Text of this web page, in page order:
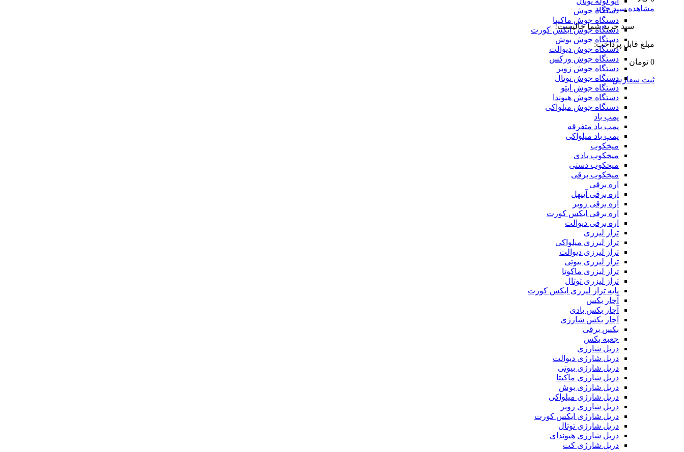
مشاهده سبد خرید
سبد خرید شما خالیست!
مبلغ قابل پرداخت:
0 تومان
ثبت سفارش
دستگاه جوش
دستگاه جوش ماکیتا
دستگاه جوش ایکس کورت
دستگاه جوش بوش
دستگاه جوش دیوالت
دستگاه جوش ورکس
دستگاه جوش زوبر
دستگاه جوش توتال
دستگاه جوش ایتو
دستگاه جوش هیوندا
دستگاه جوش میلواکی
پمپ باد
پمپ باد متفرقه
پمپ باد میلواکی
میخکوب
میخکوب بادی
میخکوب دستی
میخکوب برقی
اره برقی
اره برقی آینهل
اره برقی زوبر
اره برقی ایکس کورت
اره برقی دیوالت
تراز لیزری
تراز لیرزی میلواکی
تراز لیرزی دیوالت
تراز لیزری بیوتی
تراز لیزری ماکوتا
تراز لیزری توتال
پایه تراز لیزری ایکس کورت
آچار بکس
آچار بکس بادی
آچار بکس شارژی
بکس برقی
جعبه بکس
دریل شارژی
دریل شارژی دیوالت
دریل شارژی بیوتی
دریل شارژی ماکیتا
دریل شارژی بوش
دریل شارژی میلواکی
دریل شارژی زوبر
دریل شارژی ایکس کورت
دریل شارژی توتال
دریل شارژی هیوندای
دریل شارژی کت